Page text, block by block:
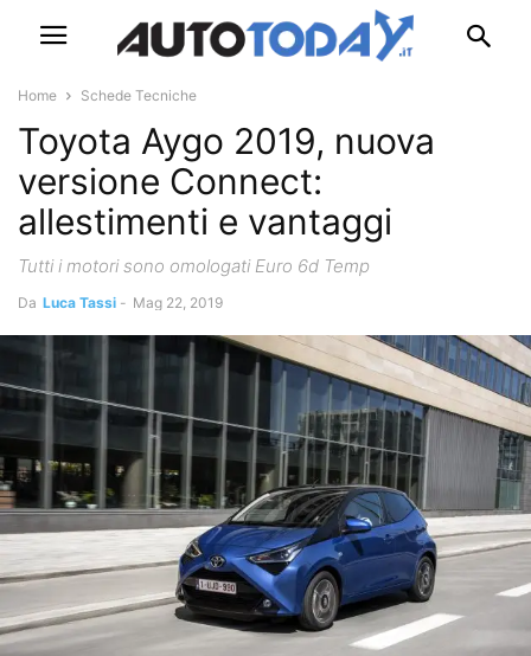
Home Schede Tecniche
Toyota Aygo 2019, nuova
versione Connect:
allestimenti e vantaggi
Tutti i motori sono omologati Euro 6d Temp
Da Luca Tassi - Mag 22, 2019